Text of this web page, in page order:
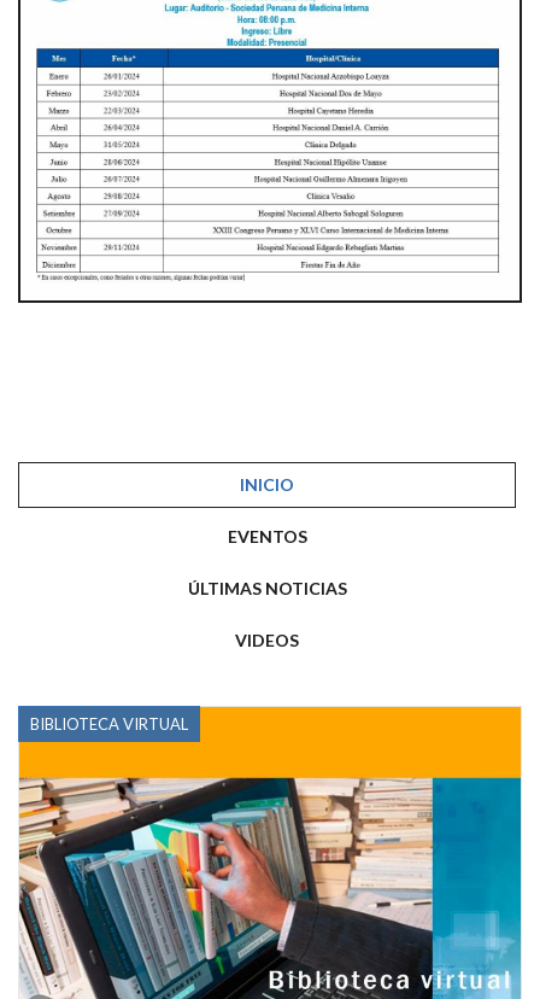
INICIO
EVENTOS
ÚLTIMAS NOTICIAS
VIDEOS
BIBLIOTECA VIRTUAL